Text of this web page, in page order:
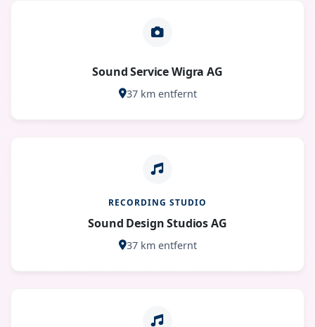
Sound Service Wigra AG
37 km entfernt
RECORDING STUDIO
Sound Design Studios AG
37 km entfernt